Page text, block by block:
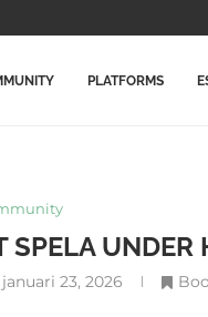
PLATFORMS
SPELA UNDER
januari 23, 2026